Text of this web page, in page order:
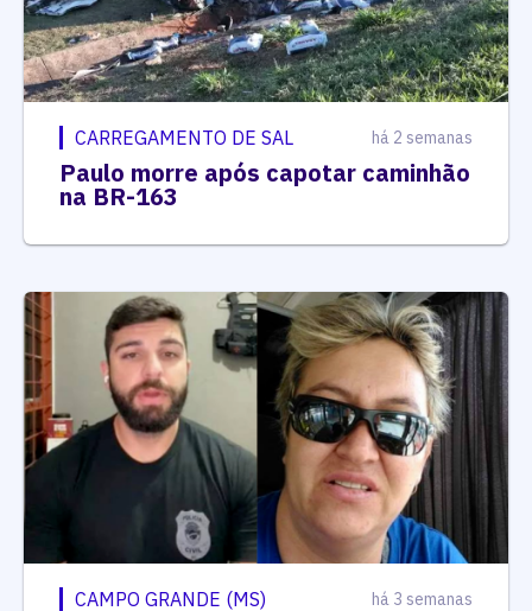
CARREGAMENTO DE SAL há 2 semanas
Paulo morre após capotar caminhão
na BR-163
CAMPO GRANDE (MS) há 3 semanas